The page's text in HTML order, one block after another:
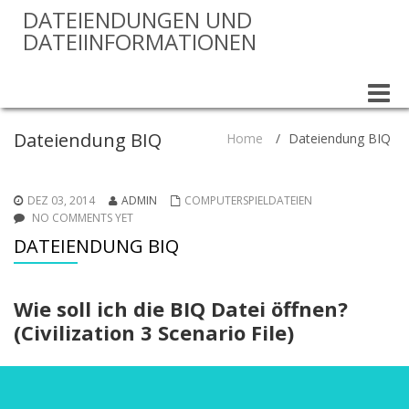
DATEIENDUNGEN UND
DATEIINFORMATIONEN
Toggle
Dateiendung BIQ Home / Dateiendung BIQ
DEZ 03, 2014 ADMIN
COMPUTERSPIELDATEIEN
NO COMMENTS YET
DATEIENDUNG BIQ
Wie soll ich die BIQ Datei öffnen?
(Civilization 3 Scenario File)